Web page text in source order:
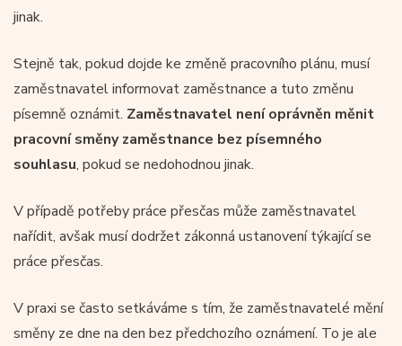
jinak.
Stejně tak, pokud dojde ke změně pracovního plánu, musí
zaměstnavatel informovat zaměstnance a tuto změnu
písemně oznámit. Zaměstnavatel není oprávněn měnit
pracovní směny zaměstnance bez písemného
souhlasu, pokud se nedohodnou jinak.
V případě potřeby práce přesčas může zaměstnavatel
nařídit, avšak musí dodržet zákonná ustanovení týkající se
práce přesčas.
V praxi se často setkáváme s tím, že zaměstnavatelé mění
směny ze dne na den bez předchozího oznámení. To je ale